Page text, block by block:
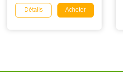
Détails Acheter